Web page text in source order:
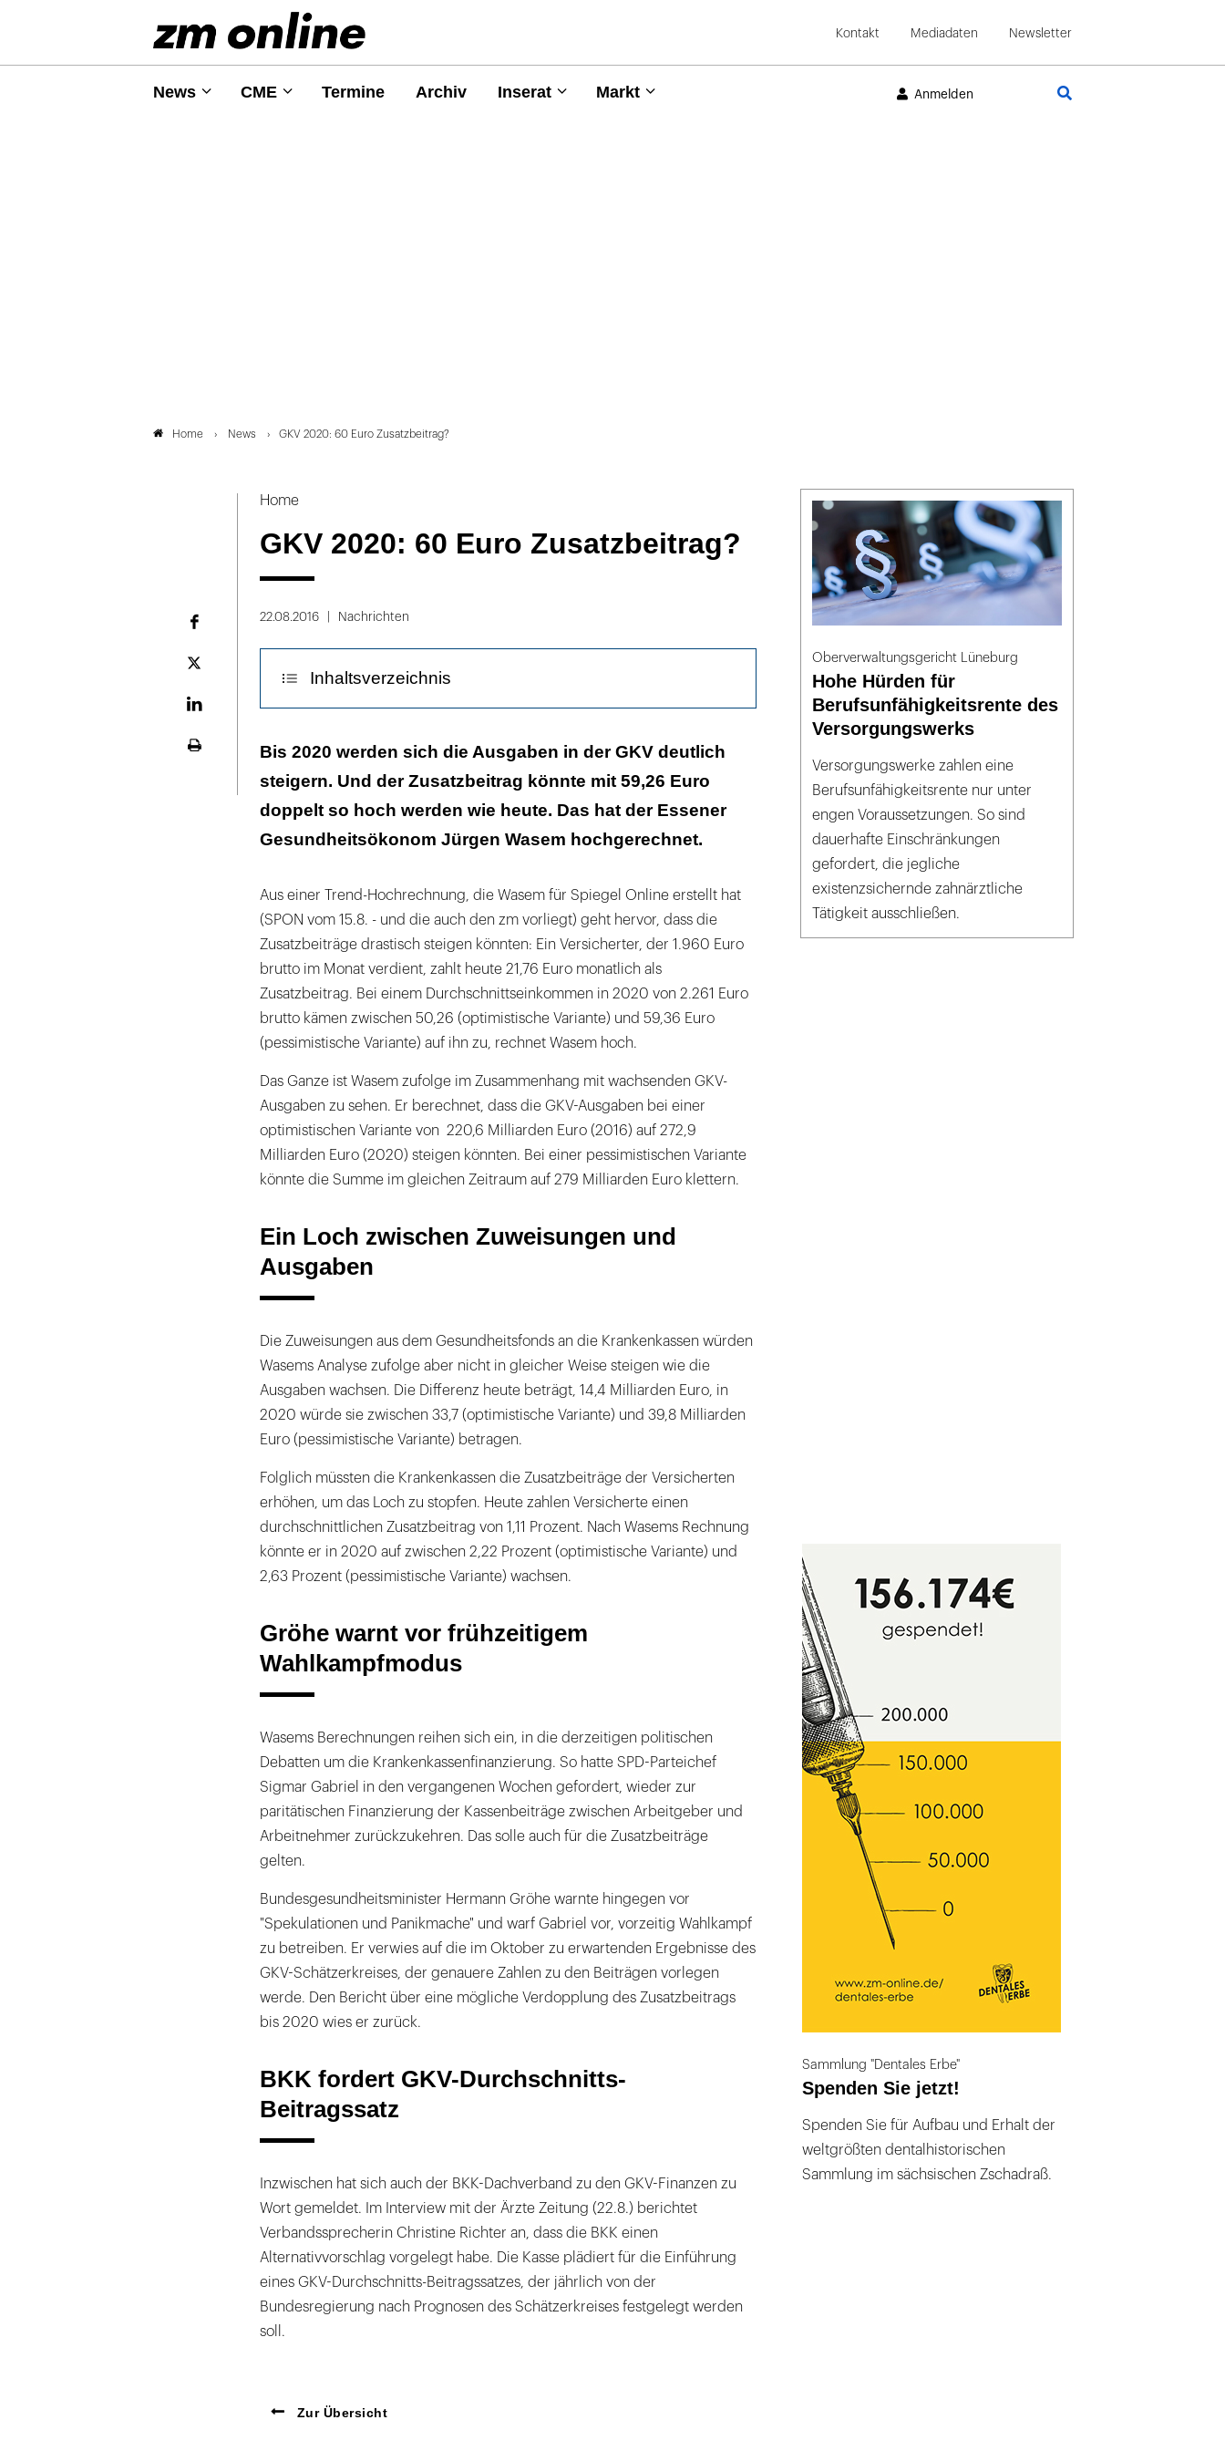
Kontakt Mediadaten Newsletter
News CME Termine Archiv Inserat Markt Anmelden
Home News GKV 2020: 60 Euro Zusatzbeitrag?
Home
GKV 2020: 60 Euro Zusatzbeitrag?
Plattform
22.08.2016 Nachrichten
Inhaltsverzeichnis
Ein Loch zwischen Zuweisungen und Ausgaben
Gröhe warnt vor frühzeitigem Wahlkampfmodus
BKK fordert GKV-Durchschnitts-Beitragssatz
Bis 2020 werden sich die Ausgaben in der GKV deutlich
steigern. Und der Zusatzbeitrag könnte mit 59,26 Euro
doppelt so hoch werden wie heute. Das hat der Essener
Gesundheitsökonom Jürgen Wasem hochgerechnet.
Aus einer Trend-Hochrechnung, die Wasem für Spiegel Online erstellt hat
(SPON vom 15.8. - und die auch den zm vorliegt) geht hervor, dass die
Zusatzbeiträge drastisch steigen könnten: Ein Versicherter, der 1.960 Euro
brutto im Monat verdient, zahlt heute 21,76 Euro monatlich als
Zusatzbeitrag. Bei einem Durchschnittseinkommen in 2020 von 2.261 Euro
brutto kämen zwischen 50,26 (optimistische Variante) und 59,36 Euro
(pessimistische Variante) auf ihn zu, rechnet Wasem hoch.
Das Ganze ist Wasem zufolge im Zusammenhang mit wachsenden GKV-
Ausgaben zu sehen. Er berechnet, dass die GKV-Ausgaben bei einer
optimistischen Variante von 220,6 Milliarden Euro (2016) auf 272,9
Milliarden Euro (2020) steigen könnten. Bei einer pessimistischen Variante
könnte die Summe im gleichen Zeitraum auf 279 Milliarden Euro klettern.
Ein Loch zwischen Zuweisungen und
Ausgaben
Die Zuweisungen aus dem Gesundheitsfonds an die Krankenkassen würden
Wasems Analyse zufolge aber nicht in gleicher Weise steigen wie die
Ausgaben wachsen. Die Differenz heute beträgt, 14,4 Milliarden Euro, in
2020 würde sie zwischen 33,7 (optimistische Variante) und 39,8 Milliarden
Euro (pessimistische Variante) betragen.
Folglich müssten die Krankenkassen die Zusatzbeiträge der Versicherten
erhöhen, um das Loch zu stopfen. Heute zahlen Versicherte einen
durchschnittlichen Zusatzbeitrag von 1,11 Prozent. Nach Wasems Rechnung
könnte er in 2020 auf zwischen 2,22 Prozent (optimistische Variante) und
2,63 Prozent (pessimistische Variante) wachsen.
Gröhe warnt vor frühzeitigem
Wahlkampfmodus
Wasems Berechnungen reihen sich ein, in die derzeitigen politischen
Debatten um die Krankenkassenfinanzierung. So hatte SPD-Parteichef
Sigmar Gabriel in den vergangenen Wochen gefordert, wieder zur
paritätischen Finanzierung der Kassenbeiträge zwischen Arbeitgeber und
Arbeitnehmer zurückzukehren. Das solle auch für die Zusatzbeiträge
gelten.
Bundesgesundheitsminister Hermann Gröhe warnte hingegen vor
"Spekulationen und Panikmache" und warf Gabriel vor, vorzeitig Wahlkampf
zu betreiben. Er verwies auf die im Oktober zu erwartenden Ergebnisse des
GKV-Schätzerkreises, der genauere Zahlen zu den Beiträgen vorlegen
werde. Den Bericht über eine mögliche Verdopplung des Zusatzbeitrags
bis 2020 wies er zurück.
BKK fordert GKV-Durchschnitts-
Beitragssatz
Inzwischen hat sich auch der BKK-Dachverband zu den GKV-Finanzen zu
Wort gemeldet. Im Interview mit der Ärzte Zeitung (22.8.) berichtet
Verbandssprecherin Christine Richter an, dass die BKK einen
Alternativvorschlag vorgelegt habe. Die Kasse plädiert für die Einführung
eines GKV-Durchschnitts-Beitragssatzes, der jährlich von der
Bundesregierung nach Prognosen des Schätzerkreises festgelegt werden
soll.
Zur Übersicht
Oberverwaltungsgericht Lüneburg
Hohe Hürden für
Berufsunfähigkeitsrente des
Versorgungswerks
Versorgungswerke zahlen eine
Berufsunfähigkeitsrente nur unter
engen Voraussetzungen. So sind
dauerhafte Einschränkungen
gefordert, die jegliche
existenzsichernde zahnärztliche
Tätigkeit ausschließen.
Sammlung "Dentales Erbe"
Spenden Sie jetzt!
Spenden Sie für Aufbau und Erhalt der
weltgrößten dentalhistorischen
Sammlung im sächsischen Zschadraß.